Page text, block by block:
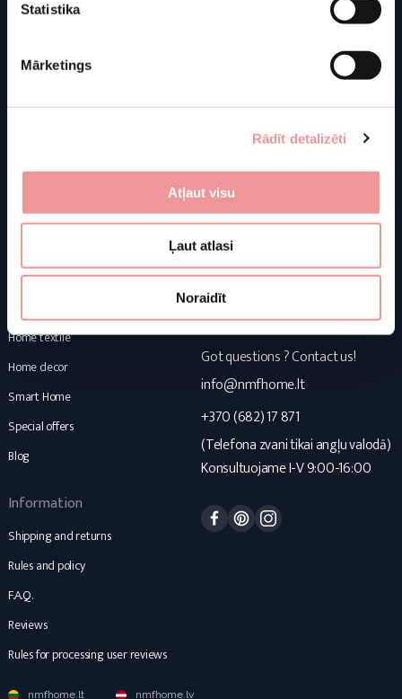
Statistika
Mārketings
Rādīt detalizēti
Atļaut visu
Ļaut atlasi
Noraidīt
Shop
Furniture
Home textile
Home decor
Smart Home
Special offers
Blog
Information
Shipping and returns
Rules and policy
F.A.Q.
Reviews
Rules for processing user reviews
Store information
J. Basanavičiaus g. 103C
LT-76129 Šiauliai
Lithuania
NMF Home
Got questions ? Contact us!
info@nmfhome.lt
+370 (682) 17 871
(Telefona zvani tikai angļu valodā)
Konsultuojame I-V 9:00-16:00
Facebook
Pinterest
nmfhome.lt nmfhome.lv